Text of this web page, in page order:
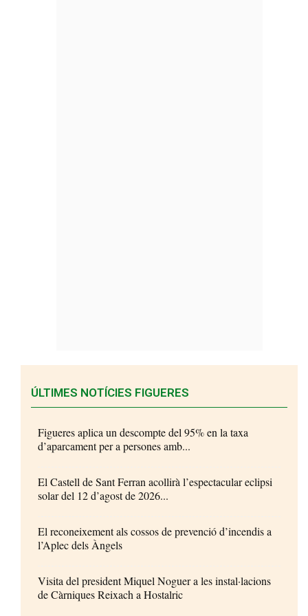
ÚLTIMES NOTÍCIES FIGUERES
Figueres aplica un descompte del 95% en la taxa
d’aparcament per a persones amb...
El Castell de Sant Ferran acollirà l’espectacular eclipsi
solar del 12 d’agost de 2026...
El reconeixement als cossos de prevenció d’incendis a
l’Aplec dels Àngels
Visita del president Miquel Noguer a les instal·lacions
de Càrniques Reixach a Hostalric